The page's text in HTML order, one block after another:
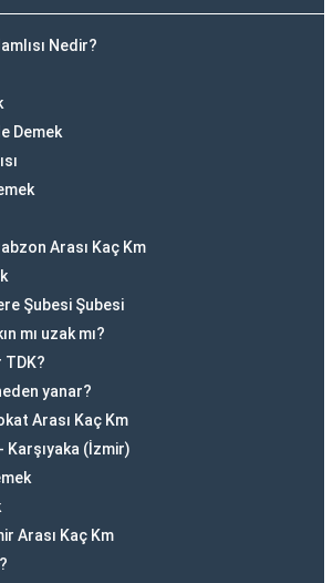
Nedir?
Demek
Arası Kaç Km
Şubesi Şubesi
mı uzak mı?
TDK?
yanar?
Arası Kaç Km
Karşıyaka (İzmir)
Arası Kaç Km